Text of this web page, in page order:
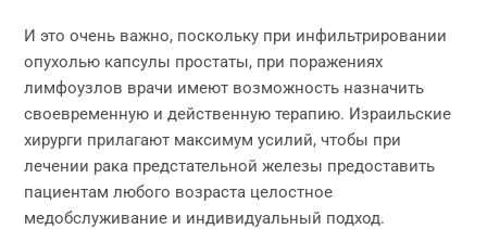
И это очень важно, поскольку при инфильтрировании
опухолью капсулы простаты, при поражениях
лимфоузлов врачи имеют возможность назначить
своевременную и действенную терапию. Израильские
хирурги прилагают максимум усилий, чтобы при
лечении рака предстательной железы предоставить
пациентам любого возраста целостное
медобслуживание и индивидуальный подход.